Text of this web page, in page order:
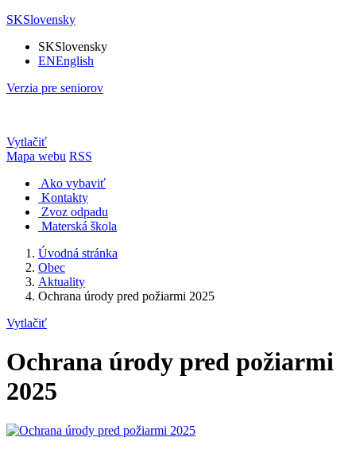
SKSlovensky
SKSlovensky
ENEnglish
Verzia pre seniorov
Vytlačiť
Mapa webu RSS
Ako vybaviť
Kontakty
Zvoz odpadu
Materská škola
Úvodná stránka
Obec
Aktuality
Ochrana úrody pred požiarmi 2025
Vytlačiť
Ochrana úrody pred požiarmi
2025